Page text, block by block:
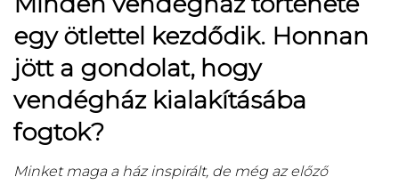
egy ötlettel kezdődik. Honnan
jött a gondolat, hogy
vendégház kialakításába
fogtok?
Minket maga a ház inspirált, de még az előző